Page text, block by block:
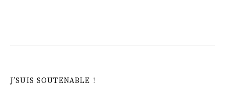
J’SUIS SOUTENABLE !